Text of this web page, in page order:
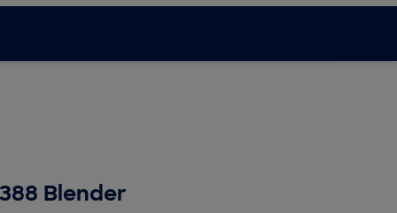
Blender